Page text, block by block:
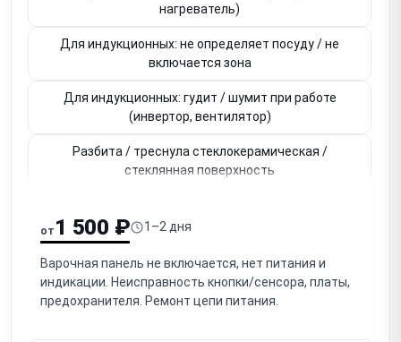
нагреватель)
Для индукционных: не определяет посуду / не
включается зона
Для индукционных: гудит / шумит при работе
(инвертор, вентилятор)
Разбита / треснула стеклокерамическая /
стеклянная поверхность
панель, кнопки)
Для газовых: не поджигается / не зажигается
горелка
Для газовых: тухнет горелка / не держит пламя
от 1 500 ₽ 1–2 дня
Варочная панель не включается, нет питания и
индикации. Неисправность кнопки/сенсора, платы,
предохранителя. Ремонт цепи питания.